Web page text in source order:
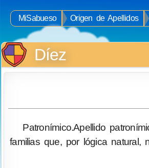
MiSabueso Origen de Apellidos
Díez
Patronímico.Apellido
familias que, por lógica natural,